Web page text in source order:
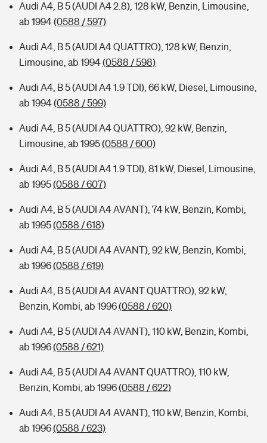
Audi A4, B 5 (AUDI A4 2.8), 128 kW, Benzin, Limousine,
ab 1994(0588 / 597)
Audi A4, B 5 (AUDI A4 QUATTRO), 128 kW, Benzin,
Limousine, ab 1994(0588 / 598)
Audi A4, B 5 (AUDI A4 1.9 TDI), 66 kW, Diesel, Limousine,
ab 1994(0588 / 599)
Audi A4, B 5 (AUDI A4 QUATTRO), 92 kW, Benzin,
Limousine, ab 1995(0588 / 600)
Audi A4, B 5 (AUDI A4 1.9 TDI), 81 kW, Diesel, Limousine,
ab 1995(0588 / 607)
Audi A4, B 5 (AUDI A4 AVANT), 74 kW, Benzin, Kombi,
ab 1995(0588 / 618)
Audi A4, B 5 (AUDI A4 AVANT), 92 kW, Benzin, Kombi,
ab 1996(0588 / 619)
Audi A4, B 5 (AUDI A4 AVANT QUATTRO), 92 kW,
Benzin, Kombi, ab 1996(0588 / 620)
Audi A4, B 5 (AUDI A4 AVANT), 110 kW, Benzin, Kombi,
ab 1996(0588 / 621)
Audi A4, B 5 (AUDI A4 AVANT QUATTRO), 110 kW,
Benzin, Kombi, ab 1996(0588 / 622)
Audi A4, B 5 (AUDI A4 AVANT), 110 kW, Benzin, Kombi,
ab 1996(0588 / 623)